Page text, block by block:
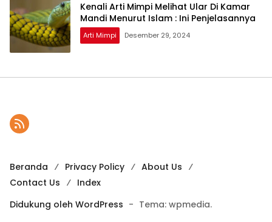
Kenali Arti Mimpi Melihat Ular Di Kamar
Mandi Menurut Islam : Ini Penjelasannya
Arti Mimpi Desember 29, 2024
Beranda Privacy Policy
About Us
Contact Us
Index
Didukung oleh WordPress - Tema: wpmedia.